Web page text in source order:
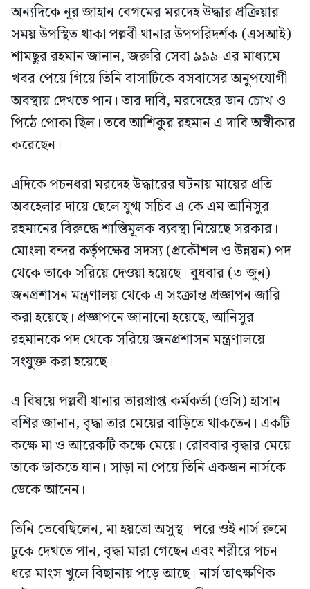
অন্যদিকে নূর জাহান বেগমের মরদেহ উদ্ধার প্রক্রিয়ার
সময় উপস্থিত থাকা পল্লবী থানার উপপরিদর্শক (এসআই)
শামছুর রহমান জানান, জরুরি সেবা ৯৯৯-এর মাধ্যমে
খবর পেয়ে গিয়ে তিনি বাসাটিকে বসবাসের অনুপযোগী
অবস্থায় দেখতে পান। তার দাবি, মরদেহের ডান চোখ ও
পিঠে পোকা ছিল। তবে আশিকুর রহমান এ দাবি অস্বীকার
করেছেন।
এদিকে পচনধরা মরদেহ উদ্ধারের ঘটনায় মায়ের প্রতি
অবহেলার দায়ে ছেলে যুগ্ম সচিব এ কে এম আনিসুর
রহমানের বিরুদ্ধে শাস্তিমূলক ব্যবস্থা নিয়েছে সরকার।
মোংলা বন্দর কর্তৃপক্ষের সদস্য (প্রকৌশল ও উন্নয়ন) পদ
থেকে তাকে সরিয়ে দেওয়া হয়েছে। বুধবার (৩ জুন)
জনপ্রশাসন মন্ত্রণালয় থেকে এ সংক্রান্ত প্রজ্ঞাপন জারি
করা হয়েছে। প্রজ্ঞাপনে জানানো হয়েছে, আনিসুর
রহমানকে পদ থেকে সরিয়ে জনপ্রশাসন মন্ত্রণালয়ে
সংযুক্ত করা হয়েছে।
এ বিষয়ে পল্লবী থানার ভারপ্রাপ্ত কর্মকর্তা (ওসি) হাসান
বশির জানান, বৃদ্ধা তার মেয়ের বাড়িতে থাকতেন। একটি
কক্ষে মা ও আরেকটি কক্ষে মেয়ে। রোববার বৃদ্ধার মেয়ে
তাকে ডাকতে যান। সাড়া না পেয়ে তিনি একজন নার্সকে
ডেকে আনেন।
তিনি ভেবেছিলেন, মা হয়তো অসুস্থ। পরে ওই নার্স রুমে
ঢুকে দেখতে পান, বৃদ্ধা মারা গেছেন এবং শরীরে পচন
ধরে মাংস খুলে বিছানায় পড়ে আছে। নার্স তাৎক্ষণিক